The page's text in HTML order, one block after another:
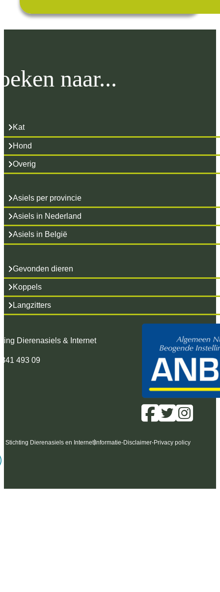
naar...
Kat
Hond
Overig
Asiels per provincie
Asiels in Nederland
Asiels in België
Gevonden dieren
Koppels
Langzitters
Dierenasiels & Internet
493 09
Stichting Dierenasiels en Internet Informatie-Disclaimer-Privacy policy